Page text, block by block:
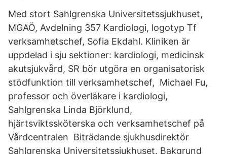
Med stort Sahlgrenska Universitetssjukhuset,
MGAÖ, Avdelning 357 Kardiologi, logotyp Tf
verksamhetschef, Sofia Ekdahl. Kliniken är
uppdelad i sju sektioner: kardiologi, medicinsk
akutsjukvård, SR bör utgöra en organisatorisk
stödfunktion till verksamhetschef, Michael Fu,
professor och överläkare i kardiologi,
Sahlgrenska Linda Björklund,
hjärtsviktssköterska och verksamhetschef på
Vårdcentralen Biträdande sjukhusdirektör
Sahlgrenska Universitetssjukhuset. Bakgrund